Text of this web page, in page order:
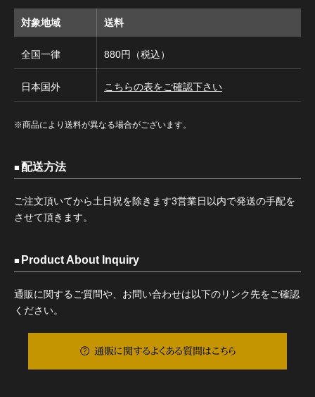
対象地域 送料
全国一律 880円（税込）
日本国外 こちらの表をご確認下さい
※商品により送料が異なる場合がございます。
配送方法
ご注文頂いてから土日祝を除きます3営業日以内で発送の手配を
させて頂きます。
Product About Inquiry
通販に関するご質問や、お問い合わせは以下のリンク先をご確認
ください。
通販に関するよくある質問はこちら